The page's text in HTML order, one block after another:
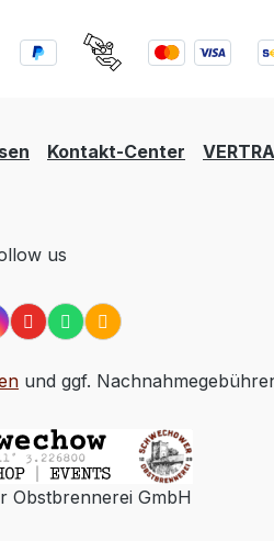
Kontakt-Center
us
und ggf.
Obstbrennerei GmbH